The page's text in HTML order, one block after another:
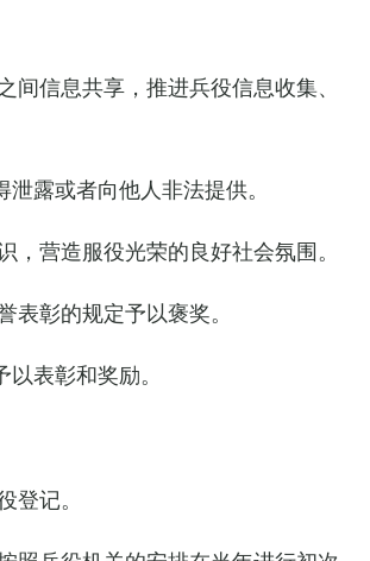
信息共享，推进兵役信息收集、
露或者向他人非法提供。
营造服役光荣的良好社会氛围。
彰的规定予以褒奖。
表彰和奖励。
记。